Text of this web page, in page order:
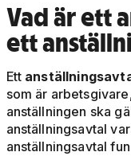
Vad är ett
ett
Ett
som är
anställningen ska
anställningsavtal
anställningsavtal